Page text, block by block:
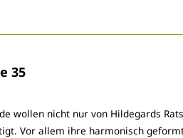
35
wollen nicht nur von Hildegards
Vor allem ihre harmonisch